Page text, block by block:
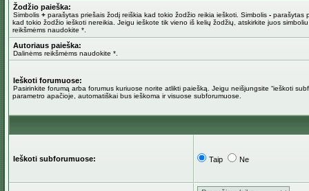
Žodžio paieška:
Simbolis + parašytas priešais žodį reiškia kad tokio žodžio reikia ieškoti. Simbolis - parašytas
kad tokio žodžio ieškoti nereikia. Jeigu ieškote tik vieno iš kelių žodžių, atskirkite juos
reikšmėms naudokite *.
Autoriaus paieška:
Dalinėms reikšmėms naudokite *.
Ieškoti forumuose:
Pasirinkite forumą arba forumus kuriuose norite atlikti paiešką. Jeigu neišjungsite “ieškoti
parametro apačioje, automatiškai bus ieškoma ir visuose subforumuose.
Ieškoti subforumuose: Taip Ne